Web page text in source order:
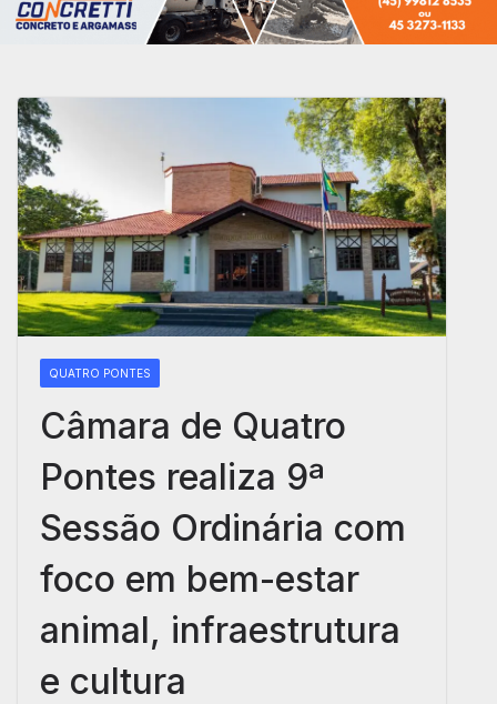
QUATRO PONTES
Câmara de Quatro
Pontes realiza 9ª
Sessão Ordinária com
foco em bem-estar
animal, infraestrutura
e cultura